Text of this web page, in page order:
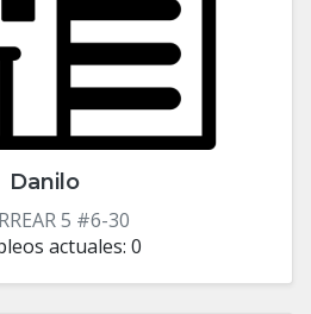
Danilo
5 #6-30
actuales: 0